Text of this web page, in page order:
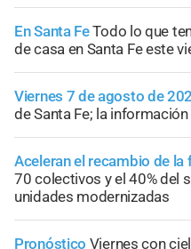
En Santa FeTodo lo que
de casa en Santa Fe este
Viernes 7 de agosto de
de Santa Fe; la
Aceleran el recambio de la
70 colectivos y el 40% del
unidades modernizadas
Pronóstico Viernes con